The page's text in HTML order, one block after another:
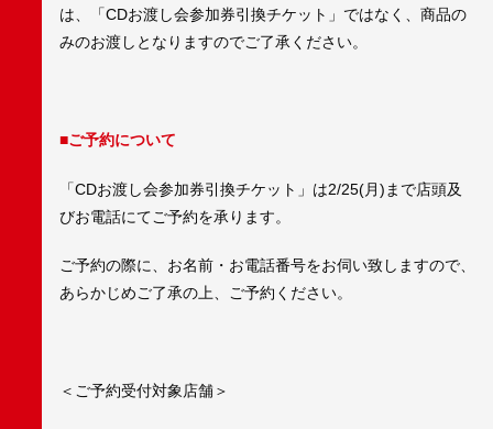
は、「CDお渡し会参加券引換チケット」ではなく、商品の
みのお渡しとなりますのでご了承ください。
■ご予約について
「CDお渡し会参加券引換チケット」は2/25(月)まで店頭及
びお電話にてご予約を承ります。
ご予約の際に、お名前・お電話番号をお伺い致しますので、
あらかじめご了承の上、ご予約ください。
＜ご予約受付対象店舗＞